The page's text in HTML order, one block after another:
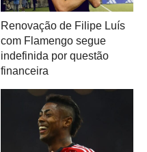
Renovação de Filipe Luís
com Flamengo segue
indefinida por questão
financeira